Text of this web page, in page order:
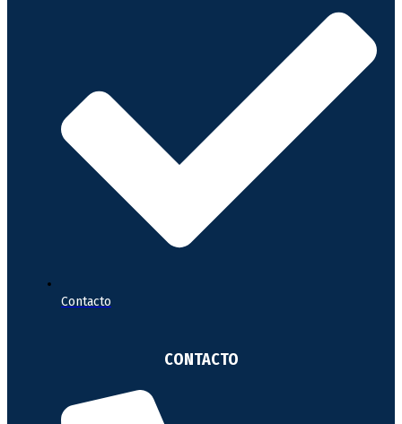
Contacto
CONTACTO